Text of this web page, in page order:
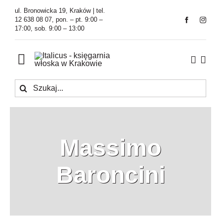
Przejdź
zawartości
ul. Bronowicka 19, Kraków | tel.
12 638 08 07, pon. – pt. 9:00 –
17:00, sob. 9:00 – 13:00
Toggle
Navigation
Księgarnia
Tłumaczenia
Szukaj
Massimo
Baroncini